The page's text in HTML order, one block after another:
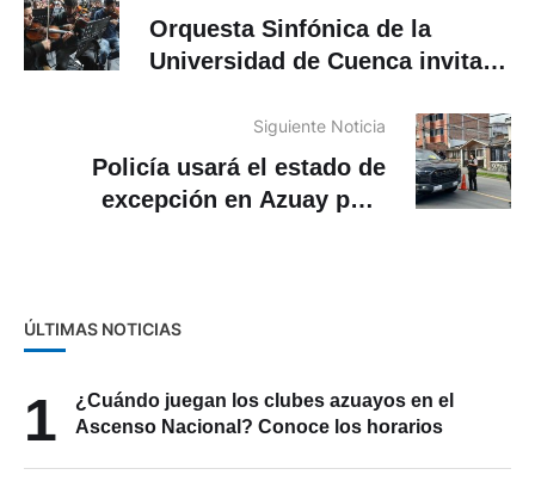
Orquesta Sinfónica de la
Universidad de Cuenca invita a
Música de Películas
Siguiente Noticia
Policía usará el estado de
excepción en Azuay para
ÚLTIMAS NOTICIAS
1
¿Cuándo juegan los clubes azuayos en el
Ascenso Nacional? Conoce los horarios